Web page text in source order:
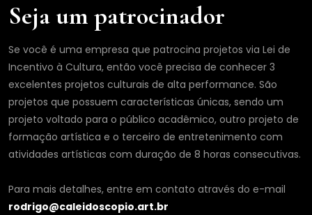
Seja um patrocinador
Se você é uma empresa que patrocina projetos via Lei de
Incentivo à Cultura, então você precisa de conhecer 3
excelentes projetos culturais de alta performance. São
projetos que possuem características únicas, sendo um
projeto voltado para o público acadêmico, outro projeto de
formação artística e o terceiro de entretenimento com
atividades artísticas com duração de 8 horas consecutivas.
Para mais detalhes, entre em contato através do e-mail
rodrigo@caleidoscopio.art.br